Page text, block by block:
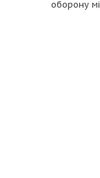
оборону